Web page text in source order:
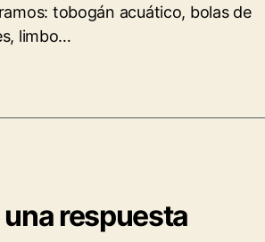
tobogán acuático, bolas de
limbo…
una respuesta